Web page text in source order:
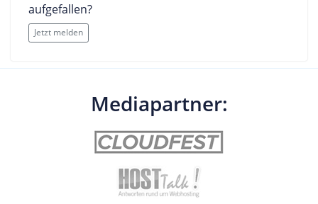
aufgefallen?
Jetzt melden
Mediapartner: